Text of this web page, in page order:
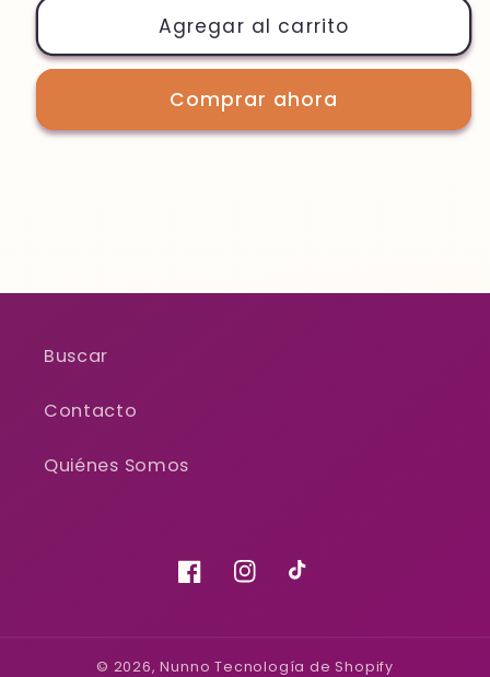
Black
/
Fuego
Koodi
Black
/
Terra
Fuego
Agregar al carrito
Comprar ahora
Buscar
Contacto
Quiénes Somos
FacebookInstagram
TikTok
© 2026,Nunno Tecnología de Shopify